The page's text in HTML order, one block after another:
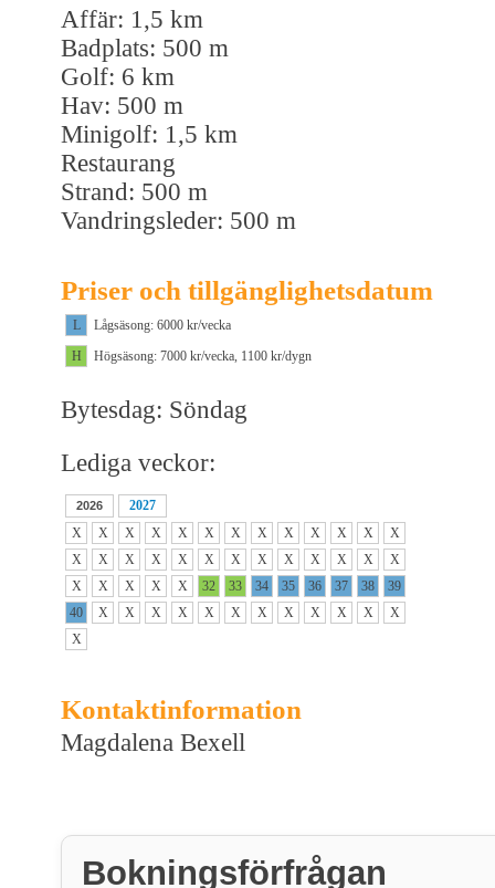
Affär: 1,5 km
Badplats: 500 m
Golf: 6 km
Hav: 500 m
Minigolf: 1,5 km
Restaurang
Strand: 500 m
Vandringsleder: 500 m
Priser och tillgänglighetsdatum
L
Lågsäsong: 6000 kr/vecka
H
Högsäsong: 7000 kr/vecka, 1100 kr/dygn
Bytesdag: Söndag
Lediga veckor:
2026
2027
X
X X X X X X X X X X X
X
X
X X X X X X X X X X X
X
X
X X X X 32 33 34 35 36 37 38
39
40
X X X X X X X X X X X
X
X
Kontaktinformation
Magdalena Bexell
Bokningsförfrågan